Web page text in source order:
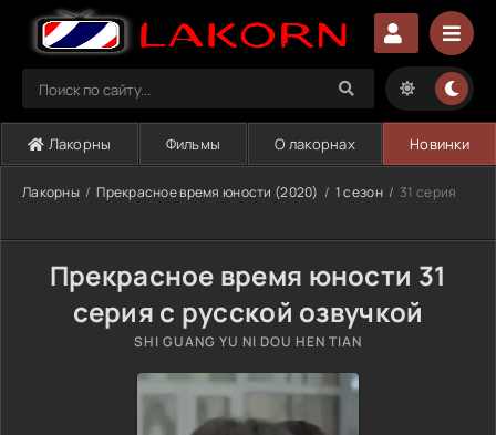
Лакорны Фильмы О лакорнах Новинки
Лакорны Прекрасное время юности (2020) 1 сезон 31 серия
Прекрасное время юности 31
серия с русской озвучкой
SHI GUANG YU NI DOU HEN TIAN